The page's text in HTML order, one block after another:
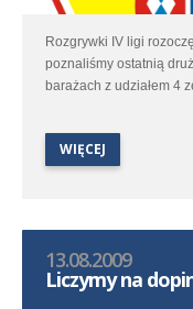
Rozgrywki IV ligi
poznaliśmy ostatnią
barażach z udziałem 4
WIĘCEJ
13.08.2009
Liczymy na